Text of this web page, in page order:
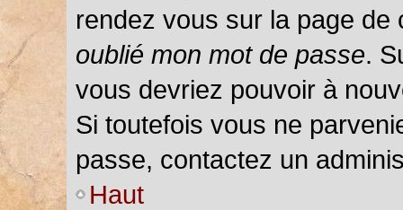
rendez vous sur la page
oublié mon mot de passe.
vous devriez pouvoir à
Si toutefois vous ne
passe, contactez un
Haut